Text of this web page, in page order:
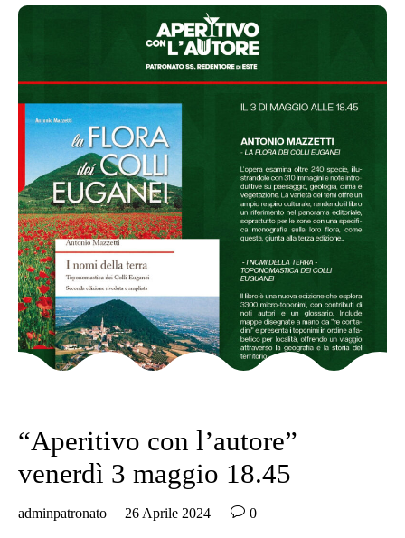
“Aperitivo con l’autore”
venerdì 3 maggio 18.45
adminpatronato 26 Aprile 2024  0